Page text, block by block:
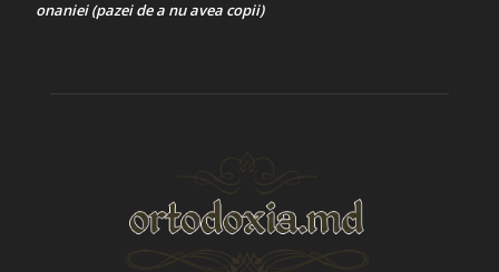
onaniei (pazei de a nu avea copii)